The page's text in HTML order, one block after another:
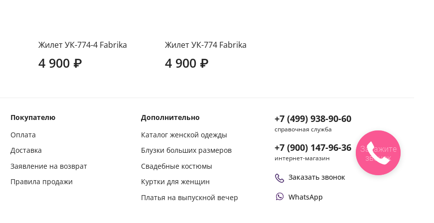
Жилет УК-774-4 Fabrika
4 900 ₽
Жилет УК-774 Fabrika
4 900 ₽
Покупателю
Оплата
Доставка
Заявление на возврат
Правила продажи
Дополнительно
Каталог женской одежды
Блузки больших размеров
Свадебные костюмы
Куртки для женщин
Платья на выпускной вечер
+7 (499) 938-90-60
справочная служба
+7 (900) 147-96-36
интернет-магазин
Заказать звонок
WhatsApp
Закажите
звонок